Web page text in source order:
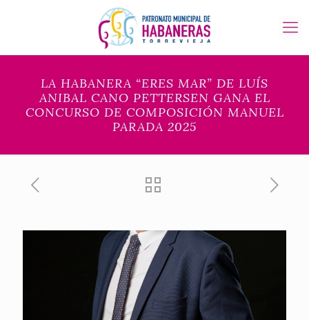
LA HABANERA “ERES MAR” DE LUÍS
ANIBAL CANO PETTERSEN GANA EL
CONCURSO DE COMPOSICIÓN MANUEL
PARADA 2025